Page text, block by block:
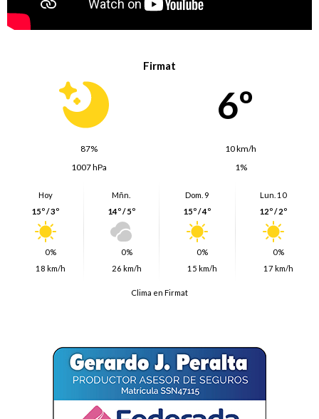
Firmat
6º
87%
10 km/h
1007 hPa
1%
Hoy
15º / 3º
0%
18 km/h
Mñn.
14º / 5º
0%
26 km/h
Dom. 9
15º / 4º
0%
15 km/h
Lun. 10
12º / 2º
0%
17 km/h
Clima en Firmat